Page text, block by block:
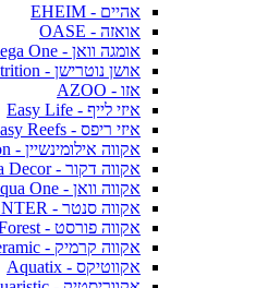
אהיים - EHEIM
אואזה - OASE
אומגה וואן - Omega One
אושן נוטרישן - Ocean Nutrition
אזו - AZOO
איזי לייף - Easy Life
איזי ריפס - Easy Reefs
אקווה אילומינשיין - AI Aqua Illumination
אקווה דקור - Aqua Decor
אקווה וואן - Aqua One
אקווה סנטר - AQUA CENTER
אקווה פורסט - Aqua Forest
אקווה קרמיק - Aqua Ceramic
אקווטיקס - Aquatix